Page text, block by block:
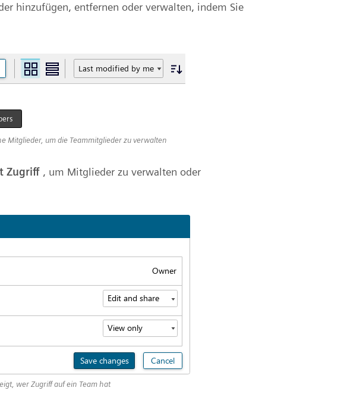
hinzufügen, entfernen oder verwalten, indem Sie
Mitglieder, um die Teammitglieder zu verwalten
Zugriff , um Mitglieder zu verwalten oder
wer Zugriff auf ein Team hat